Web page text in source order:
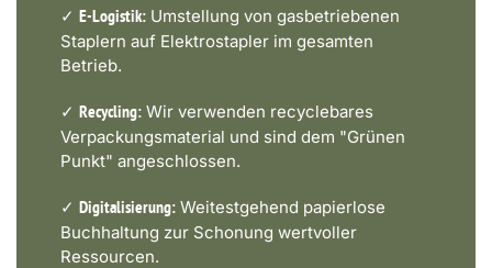
✓ E-Logistik: Umstellung von gasbetriebenen
Staplern auf Elektrostapler im gesamten
Betrieb.
✓ Recycling: Wir verwenden recyclebares
Verpackungsmaterial und sind dem "Grünen
Punkt" angeschlossen.
✓ Digitalisierung: Weitestgehend papierlose
Buchhaltung zur Schonung wertvoller
Ressourcen.